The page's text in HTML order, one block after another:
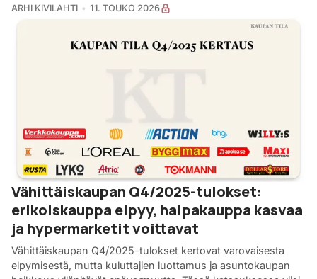
ARHI KIVILAHTI 11. TOUKO 2026
Vähittäiskaupan Q4/2025-tulokset:
erikoiskauppa elpyy, halpakauppa kasvaa
ja hypermarketit voittavat
Vähittäiskaupan Q4/2025-tulokset kertovat varovaisesta
elpymisestä, mutta kuluttajien luottamus ja asuntokaupan